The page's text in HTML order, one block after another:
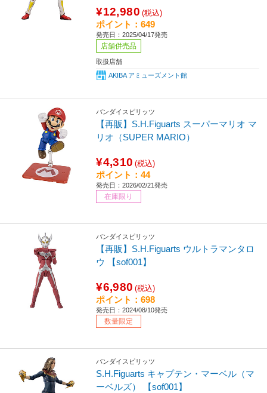
¥12,980 (税込)
ポイント：649
発売日：2025/04/17発売
店舗併売品
取扱店舗
AKIBA アミューズメント館
バンダイスピリッツ
【再販】S.H.Figuarts スーパーマリオ マ
リオ（SUPER MARIO）
¥4,310 (税込)
ポイント：44
発売日：2026/02/21発売
在庫限り
バンダイスピリッツ
【再販】S.H.Figuarts ウルトラマンタロ
ウ 【sof001】
¥6,980 (税込)
ポイント：698
発売日：2024/08/10発売
数量限定
バンダイスピリッツ
S.H.Figuarts キャプテン・マーベル（マ
ーベルズ） 【sof001】